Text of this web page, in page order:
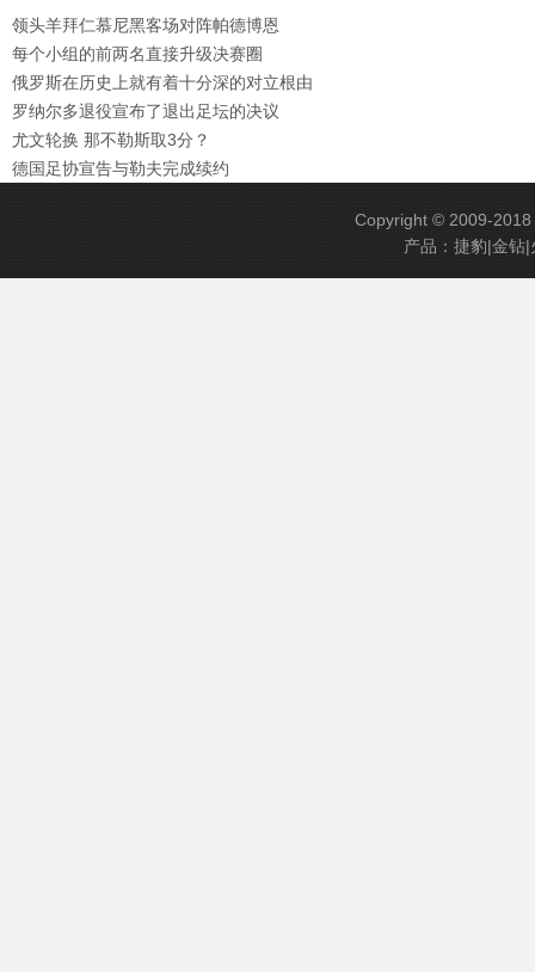
领头羊拜仁慕尼黑客场对阵帕德博恩
每个小组的前两名直接升级决赛圈
俄罗斯在历史上就有着十分深的对立根由
罗纳尔多退役宣布了退出足坛的决议
尤文轮换 那不勒斯取3分？
德国足协宣告与勒夫完成续约
Copyright © 2009-
产品：捷豹|金钻